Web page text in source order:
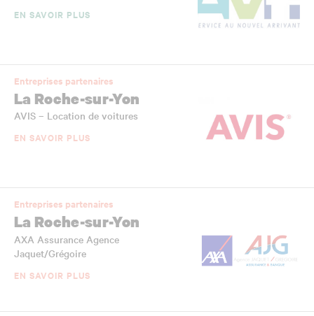
EN SAVOIR PLUS
Entreprises partenaires
La Roche-sur-Yon
AVIS – Location de voitures
EN SAVOIR PLUS
Entreprises partenaires
La Roche-sur-Yon
AXA Assurance Agence
Jaquet/Grégoire
EN SAVOIR PLUS